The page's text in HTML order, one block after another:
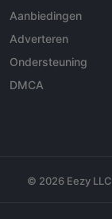
Aanbiedingen
Adverteren
Ondersteuning
DMCA
© 2026 Eezy